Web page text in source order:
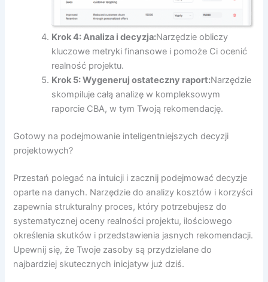
Krok 4: Analiza i decyzja:Narzędzie obliczy
kluczowe metryki finansowe i pomoże Ci ocenić
realność projektu.
Krok 5: Wygeneruj ostateczny raport:Narzędzie
skompiluje całą analizę w kompleksowym
raporcie CBA, w tym Twoją rekomendację.
Gotowy na podejmowanie inteligentniejszych decyzji
projektowych?
Przestań polegać na intuicji i zacznij podejmować decyzje
oparte na danych. Narzędzie do analizy kosztów i korzyści
zapewnia strukturalny proces, który potrzebujesz do
systematycznej oceny realności projektu, ilościowego
określenia skutków i przedstawienia jasnych rekomendacji.
Upewnij się, że Twoje zasoby są przydzielane do
najbardziej skutecznych inicjatyw już dziś.